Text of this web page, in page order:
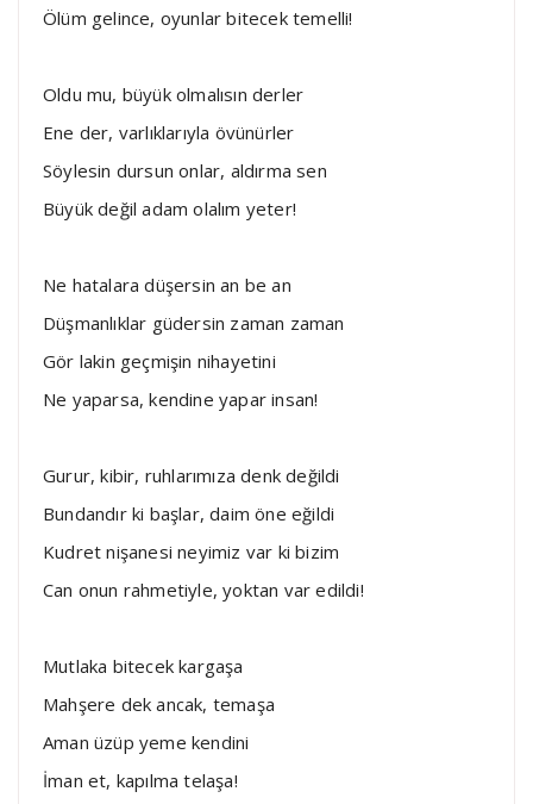
Ölüm gelince, oyunlar bitecek temelli!
Oldu mu, büyük olmalısın derler
Ene der, varlıklarıyla övünürler
Söylesin dursun onlar, aldırma sen
Büyük değil adam olalım yeter!
Ne hatalara düşersin an be an
Düşmanlıklar güdersin zaman zaman
Gör lakin geçmişin nihayetini
Ne yaparsa, kendine yapar insan!
Gurur, kibir, ruhlarımıza denk değildi
Bundandır ki başlar, daim öne eğildi
Kudret nişanesi neyimiz var ki bizim
Can onun rahmetiyle, yoktan var edildi!
Mutlaka bitecek kargaşa
Mahşere dek ancak, temaşa
Aman üzüp yeme kendini
İman et, kapılma telaşa!